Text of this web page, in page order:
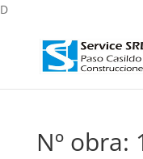
D
Nº obra: